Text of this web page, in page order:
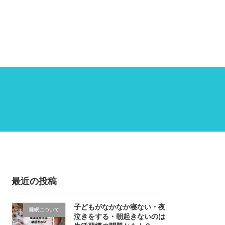
最近の投稿
睡眠について
子どもがなかなか寝ない・夜
泣きをする・朝起きないのは